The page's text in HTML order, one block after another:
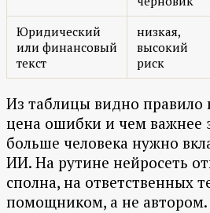
Юридический
или финансовый
текст
низкая,
высокий
риск
Из таблицы видно
цена ошибки и чем важнее
больше человека нужно
ИИ. На рутине нейросеть
сполна, на ответственных
помощником, а не автором.